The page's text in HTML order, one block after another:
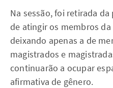
Na sessão, foi retirada
de atingir os membros
deixando apenas a de
magistrados e
continuarão a ocupar
afirmativa de gênero.